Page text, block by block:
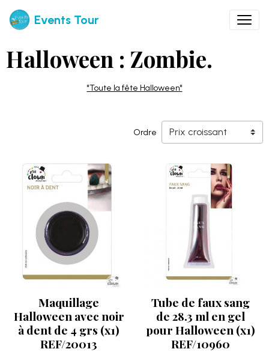
Events Tour
Halloween : Zombie.
"Toute la fête Halloween"
Ordre
Maquillage
Halloween avec noir
à dent de 4 grs (x1)
REF/20013
Tube de faux sang
de 28.3 ml en gel
pour Halloween (x1)
REF/10960